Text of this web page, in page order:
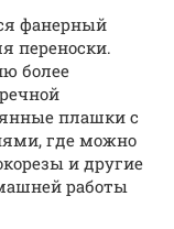
фанерный
переноски.
более
плашки с
где можно
и другие
работы